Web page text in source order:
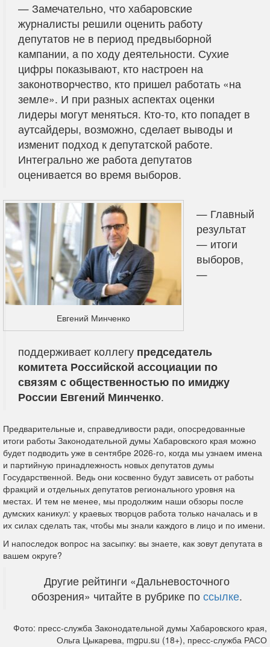
— Замечательно, что хабаровские
журналисты решили оценить работу
депутатов не в период предвыборной
кампании, а по ходу деятельности. Сухие
цифры показывают, кто настроен на
законотворчество, кто пришел работать «на
земле». И при разных аспектах оценки
лидеры могут меняться. Кто-то, кто попадет в
аутсайдеры, возможно, сделает выводы и
изменит подход к депутатской работе.
Интегрально же работа депутатов
оценивается во время выборов.
Евгений Минченко
— Главный
результат
— итоги
выборов,
—
поддерживает коллегу председатель
комитета Российской ассоциации по
связям с общественностью по имиджу
России Евгений Минченко.
Предварительные и, справедливости ради, опосредованные
итоги работы Законодательной думы Хабаровского края можно
будет подводить уже в сентябре 2026-го, когда мы узнаем имена
и партийную принадлежность новых депутатов думы
Государственной. Ведь они косвенно будут зависеть от работы
фракций и отдельных депутатов регионального уровня на
местах. И тем не менее, мы продолжим наши обзоры после
думских каникул: у краевых творцов работа только началась и в
их силах сделать так, чтобы мы знали каждого в лицо и по имени.
И напоследок вопрос на засыпку: вы знаете, как зовут депутата в
вашем округе?
Другие рейтинги «Дальневосточного
обозрения» читайте в рубрике по ссылке.
Фото: пресс-служба Законодательной думы Хабаровского края,
Ольга Цыкарева, mgpu.su (18+), пресс-служба РАСО